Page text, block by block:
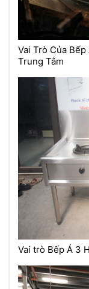
Vai Trò Của
Trung Tâm
Vai trò Bếp Á 3